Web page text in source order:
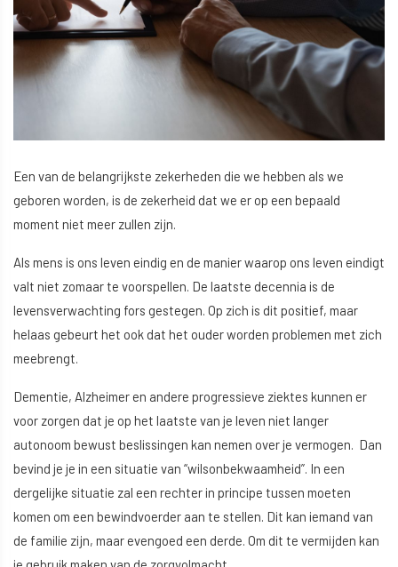
Een van de belangrijkste zekerheden die we hebben als we
geboren worden, is de zekerheid dat we er op een bepaald
moment niet meer zullen zijn.
Als mens is ons leven eindig en de manier waarop ons leven eindigt
valt niet zomaar te voorspellen. De laatste decennia is de
levensverwachting fors gestegen. Op zich is dit positief, maar
helaas gebeurt het ook dat het ouder worden problemen met zich
meebrengt.
Dementie, Alzheimer en andere progressieve ziektes kunnen er
voor zorgen dat je op het laatste van je leven niet langer
autonoom bewust beslissingen kan nemen over je vermogen. Dan
bevind je je in een situatie van “wilsonbekwaamheid”. In een
dergelijke situatie zal een rechter in principe tussen moeten
komen om een bewindvoerder aan te stellen. Dit kan iemand van
de familie zijn, maar evengoed een derde. Om dit te vermijden kan